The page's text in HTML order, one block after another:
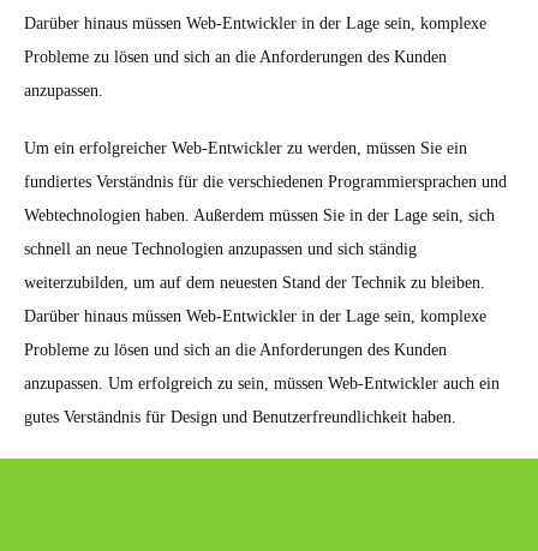
Darüber hinaus müssen Web-Entwickler in der Lage sein, komplexe
Probleme zu lösen und sich an die Anforderungen des Kunden
anzupassen.
Um ein erfolgreicher Web-Entwickler zu werden, müssen Sie ein
fundiertes Verständnis für die verschiedenen Programmiersprachen und
Webtechnologien haben. Außerdem müssen Sie in der Lage sein, sich
schnell an neue Technologien anzupassen und sich ständig
weiterzubilden, um auf dem neuesten Stand der Technik zu bleiben.
Darüber hinaus müssen Web-Entwickler in der Lage sein, komplexe
Probleme zu lösen und sich an die Anforderungen des Kunden
anzupassen. Um erfolgreich zu sein, müssen Web-Entwickler auch ein
gutes Verständnis für Design und Benutzerfreundlichkeit haben.